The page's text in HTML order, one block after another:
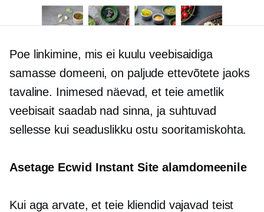
Poe linkimine, mis ei kuulu veebisaidiga
samasse domeeni, on paljude ettevõtete jaoks
tavaline. Inimesed näevad, et teie ametlik
veebisait saadab nad sinna, ja suhtuvad
sellesse kui seaduslikku ostu sooritamiskohta.
Asetage Ecwid Instant Site alamdomeenile
Kui aga arvate, et teie kliendid vajavad teist